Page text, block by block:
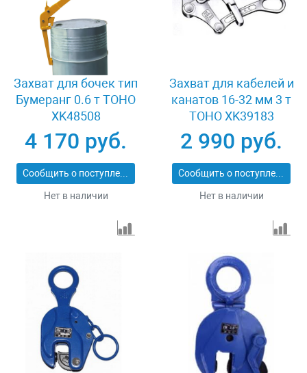
Захват для бочек тип
Бумеранг 0.6 т TOHO
XK48508
4 170 руб.
Сообщить о поступлении
Нет в наличии
Захват для кабелей и
канатов 16-32 мм 3 т
TOHO XK39183
2 990 руб.
Сообщить о поступлении
Нет в наличии